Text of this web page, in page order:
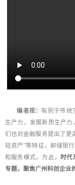
编者按：有别于传统
生产力，发展新质生产
们也对金融服务提出了更
轻资产”等特征，邮储银
和服务模式。为此，
时代
专题，聚焦广州科创企业